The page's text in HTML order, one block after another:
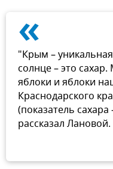
«
"Крым –
солнце – это
яблоки и яблоки
Краснодарского
(показатель сахара
рассказал Лановой.